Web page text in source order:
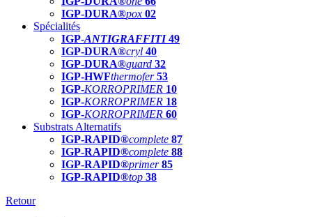
IGP-DURA®pox 02
Spécialités
IGP-ANTIGRAFFITI49
IGP-DURA®cryl 40
IGP-DURA®guard 32
IGP-HWFthermofer 53
IGP-KORROPRIMER 10
IGP-KORROPRIMER 18
IGP-KORROPRIMER 60
Substrats Alternatifs
IGP-RAPID®complete 87
IGP-RAPID®complete 88
IGP-RAPID®primer 85
IGP-RAPID®top 38
Retour